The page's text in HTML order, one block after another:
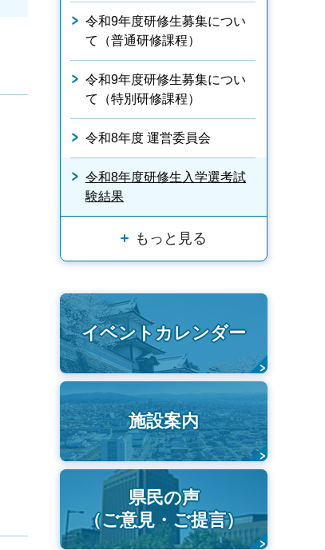
令和9年度研修生募集につい
て（普通研修課程）
令和9年度研修生募集につい
て（特別研修課程）
令和8年度 運営委員会
令和8年度研修生入学選考試
験結果
もっと見る
イベントカレンダー
施設案内
県民の声
（ご意見・ご提言）